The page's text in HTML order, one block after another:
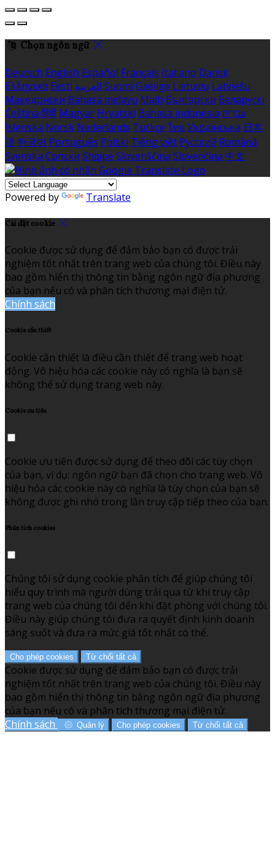
Chọn ngôn ngữ
Deutsch English Español Français Italiano Dansk
Ελληνικά Eesti العربية Suomi Gaeilge Lietuvių Latviešu
Македонски Bahasa melayu Malti Български Беларускі
Čeština हिंदी Magyar Hrvatski Bahasa indonesia עברית
Íslenska Norsk Nederlands Türkçe ไทย Українська 日本
語 한국어 Português Polski Tiếng việt Русский Română
Svenska Српски Shqipe Slovenščina Slovenčina 中文
Powered by Translate
Cài đặt cookie
Cookie được sử dụng để đảm bảo bạn có được trải
nghiệm tốt nhất trên trang web của chúng tôi. Điều này
bao gồm hiển thị thông tin bằng ngôn ngữ địa phương
của bạn nếu có và phân tích thương mại điện tử.
Chính sách
Cookie cần thiết
Cookie cần thiết là điều cần thiết để trang web hoạt
động. Vô hiệu hóa các cookie này có nghĩa là bạn sẽ
không thể sử dụng trang web này.
Cookie ưu tiên
Cookie ưu tiên được sử dụng để theo dõi các tùy chọn
của bạn, ví dụ: ngôn ngữ bạn đã chọn cho trang web. Vô
hiệu hóa các cookie này có nghĩa là tùy chọn của bạn sẽ
không được ghi nhớ trong lần truy cập tiếp theo của bạn.
Phân tích cookies
Chúng tôi sử dụng cookie phân tích để giúp chúng tôi
hiểu quy trình mà người dùng trải qua từ khi truy cập
trang web của chúng tôi đến khi đặt phòng với chúng tôi.
Điều này giúp chúng tôi đưa ra quyết định kinh doanh
sáng suốt và đưa ra mức giá tốt nhất có thể.
Cho phép cookies Từ chối tất cả
Cookie được sử dụng để đảm bảo bạn có được trải
nghiệm tốt nhất trên trang web của chúng tôi. Điều này
bao gồm hiển thị thông tin bằng ngôn ngữ địa phương
của bạn nếu có và phân tích thương mại điện tử.
Chính sách
Quản lý Cho phép cookies Từ chối tất cả